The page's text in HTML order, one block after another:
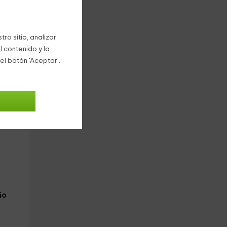
sitio, analizar
contenido y la
botón 'Aceptar'.